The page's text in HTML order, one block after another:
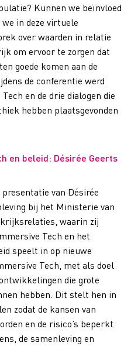
Kunnen we beïnvloed
in deze virtuele
over waarden in relatie
om ervoor te zorgen dat
goede komen aan de
de conferentie werd
en de drie dialogen die
hebben plaatsgevonden
en beleid: Désirée Geerts
van Désirée
bij het Ministerie van
waarin zij
Tech en het
speelt in op nieuwe
Tech, met als doel
die grote
hebben. Dit stelt hen in
zodat de kansen van
en de risico’s beperkt.
de samenleving en